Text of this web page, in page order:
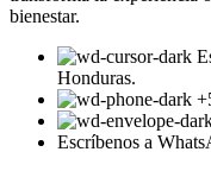
bienestar.
Honduras.
Escríbenos a